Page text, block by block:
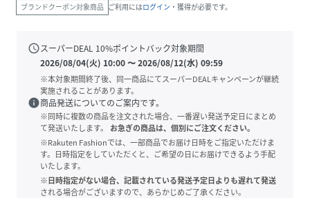
ブランドクーポン対象商品 ご利用にはログイン ・獲得が必要です。
scheduleスーパーDEAL 10%ポイントバック対象期間
2026/08/04(火) 10:00〜2026/08/12(水) 09:59
※本対象期間終了後、同一商品にてスーパーDEALキャンペーンが継続
実施されることがあります。
info商品発送についてのご案内です。
※同時に複数の商品を注文された場合、一番遅い発送予定日にまとめ
て発送いたします。
お急ぎの商品は、個別にご注文ください。
※Rakuten Fashionでは、一部商品でお届け日時をご指定いただけま
す。日時指定をしていただくと、ご希望の日にお届けできるよう手配
いたします。
※日時指定がない場合、記載されている発送予定日よりも遅れて発送
される場合がございますので、あらかじめご了承ください。